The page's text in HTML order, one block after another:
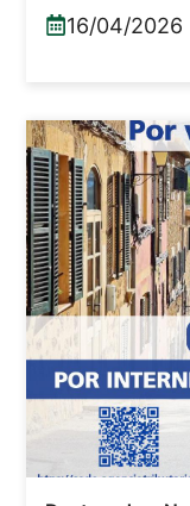
16/04/2026